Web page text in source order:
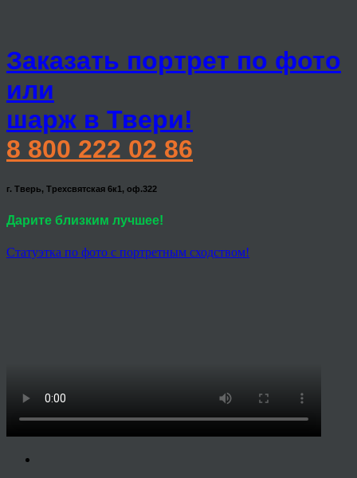
Заказать портрет по фото
или
шарж в Твери!
8 800 222 02 86
г. Тверь, Трехсвятская 6к1, оф.322
Дарите близким лучшее!
Статуэтка по фото с портретным сходством!